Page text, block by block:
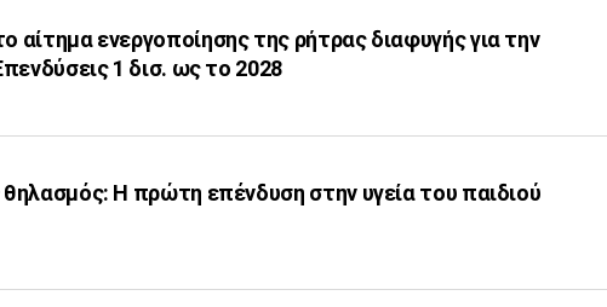
αίτημα ενεργοποίησης της ρήτρας διαφυγής για την
1 δισ. ως το 2028
θηλασμός: Η πρώτη επένδυση στην υγεία του παιδιού